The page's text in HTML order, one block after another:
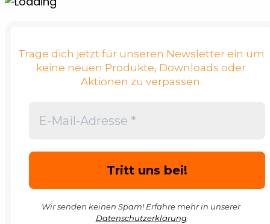
Trage dich jetzt für unseren Newsletter ein um
keine neuen Produkte, Downloads oder
Aktionen zu verpassen.
Wir senden keinen Spam! Erfahre mehr in unserer
Datenschutzerklärung